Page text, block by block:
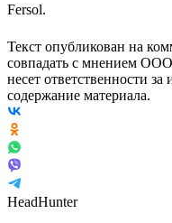
Fersol.
Текст опубликован на
совпадать с мнением
несет ответственности
содержание материала.
HeadHunter